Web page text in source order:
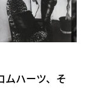
ムハーツ、そ